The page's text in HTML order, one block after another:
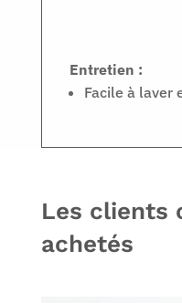
Entretien :
Facile à laver
Les clients
achetés